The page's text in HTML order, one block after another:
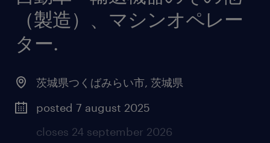
（製造）、マシンオペレー
ター.
茨城県つくばみらい市, 茨城県
posted 7 august 2025
closes 24 september 2026